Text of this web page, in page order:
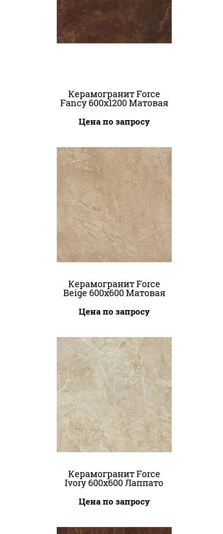
Керамогранит Force
Fancy 600x1200 Матовая
Цена по запросу
Керамогранит Force
Beige 600x600 Матовая
Цена по запросу
Керамогранит Force
Ivory 600x600 Лаппато
Цена по запросу